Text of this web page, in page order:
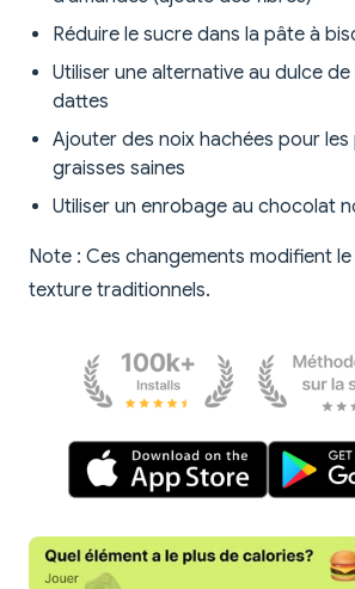
Réduire le sucre dans la pâte à
Utiliser une alternative au dulce
dattes
Ajouter des noix hachées pour
graisses saines
Utiliser un enrobage au chocolat
Note : Ces changements modifient
texture traditionnels.